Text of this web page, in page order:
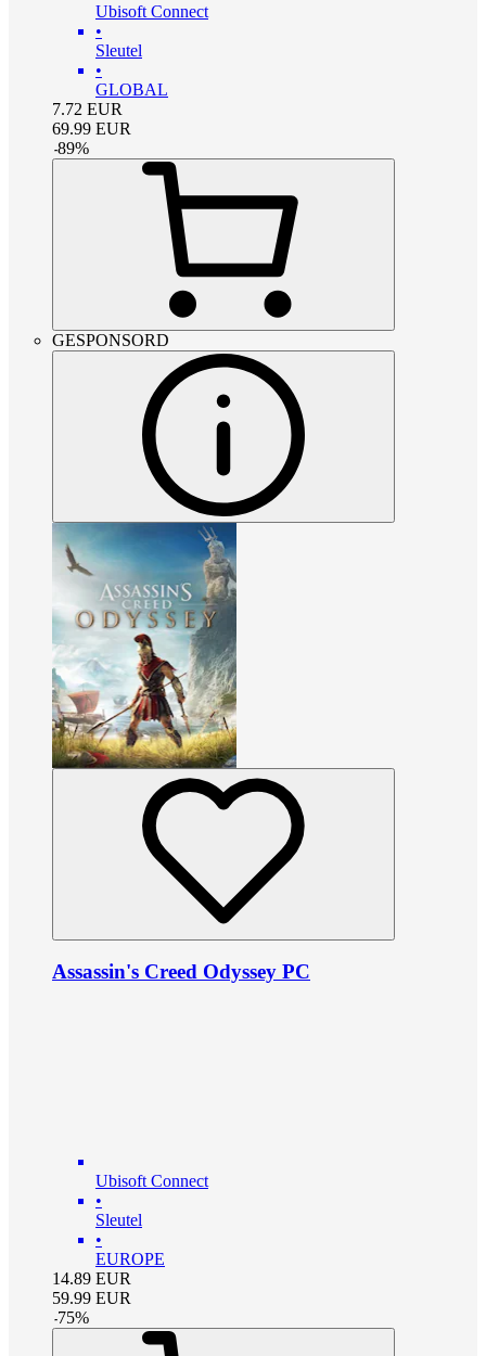
Ubisoft Connect
•
Sleutel
•
GLOBAL
7.72 EUR
69.99 EUR
-89%
GESPONSORD
Assassin's Creed Odyssey PC
Ubisoft Connect
•
Sleutel
•
EUROPE
14.89 EUR
59.99 EUR
-75%